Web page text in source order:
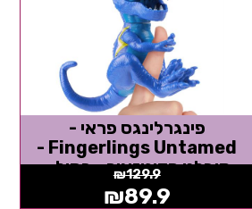
פינגרלינגס פראי -
Fingerlings Untamed -
קובלט הדינוזאור - כחול -
אצבענים
₪129.9
₪89.9